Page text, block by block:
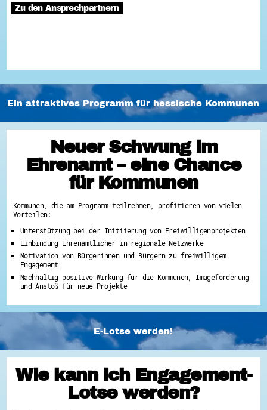
Zu den Ansprechpartnern
Ein attraktives Programm für hessische Kommunen
Neuer Schwung im
Ehrenamt – eine Chance
für Kommunen
Kommunen, die am Programm teilnehmen, profitieren von vielen
Vorteilen:
Unterstützung bei der Initiierung von Freiwilligenprojekten
Einbindung Ehrenamtlicher in regionale Netzwerke
Motivation von Bürgerinnen und Bürgern zu freiwilligem
Engagement
Nachhaltig positive Wirkung für die Kommunen, Imageförderung
und Anstoß für neue Projekte
E-Lotse werden!
Wie kann ich Engagement-
Lotse werden?